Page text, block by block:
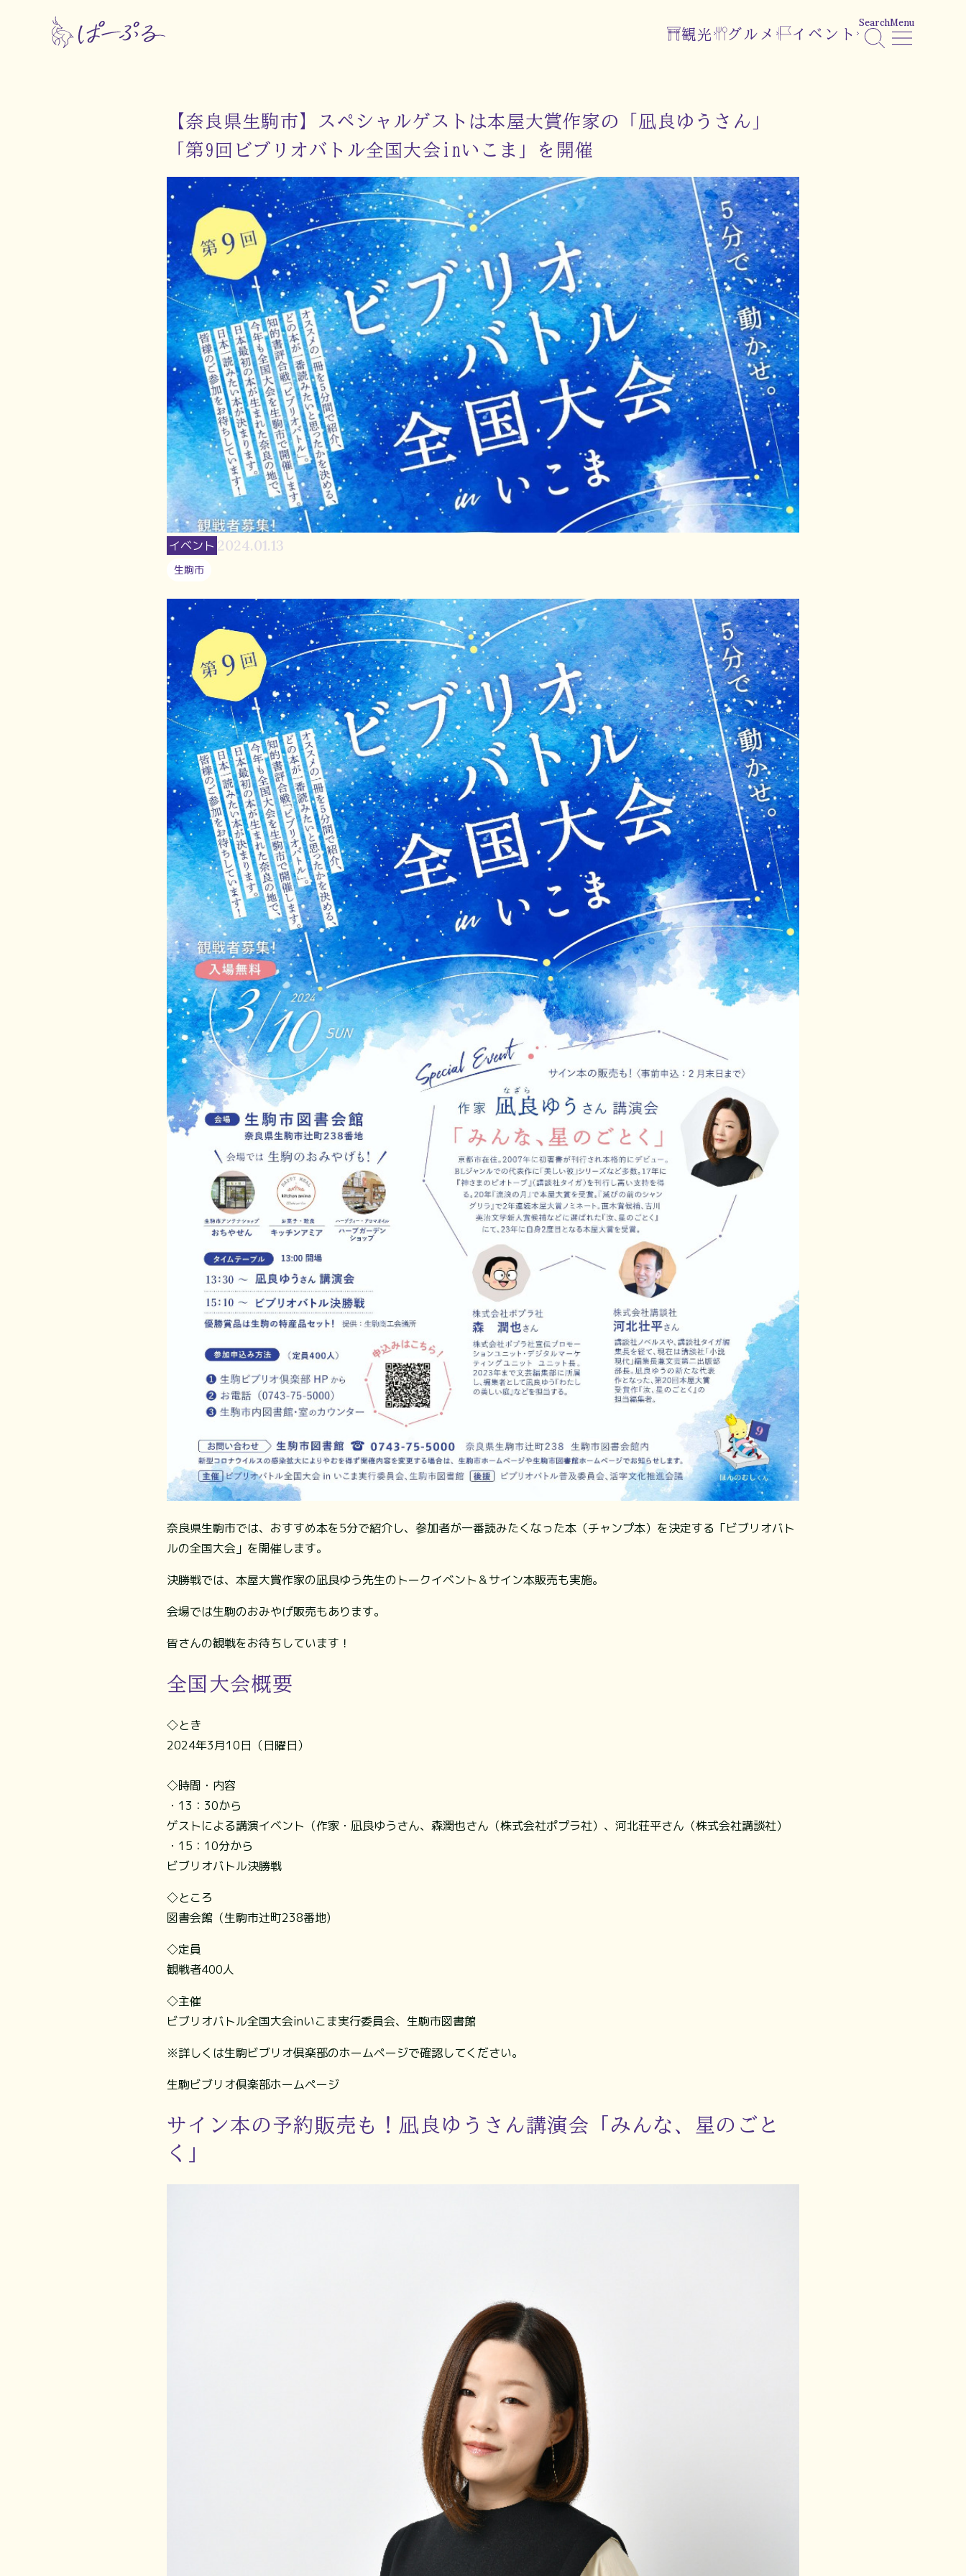
観光 グルメ イベント
SearchMenu
【奈良県生駒市】スペシャルゲストは本屋大賞作家の「凪良ゆうさん」
「第9回ビブリオバトル全国大会inいこま」を開催
イベント 2024.01.13
生駒市
奈良県生駒市では、おすすめ本を5分で紹介し、参加者が一番読みたくなった本（チャンプ本）を決定する「ビブリオバト
ルの全国大会」を開催します。
決勝戦では、本屋大賞作家の凪良ゆう先生のトークイベント＆サイン本販売も実施。
会場では生駒のおみやげ販売もあります。
皆さんの観戦をお待ちしています！
全国大会概要
◇とき
2024年3月10日（日曜日）
◇時間・内容
・13：30から
ゲストによる講演イベント（作家・凪良ゆうさん、森潤也さん（株式会社ポプラ社）、河北荘平さん（株式会社講談社）
・15：10分から
ビブリオバトル決勝戦
◇ところ
図書会館（生駒市辻町238番地)
◇定員
観戦者400人
◇主催
ビブリオバトル全国大会inいこま実行委員会、生駒市図書館
※詳しくは生駒ビブリオ倶楽部のホームページで確認してください。
生駒ビブリオ倶楽部ホームページ
サイン本の予約販売も！凪良ゆうさん講演会「みんな、星のごと
く」